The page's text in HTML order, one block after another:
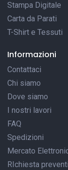
Stampa Digitale
Carta da Parati
T-Shirt e Tessuti
Informazioni
Contattaci
Chi siamo
Dove siamo
I nostri lavori
FAQ
Spedizioni
Mercato
RIchiesta